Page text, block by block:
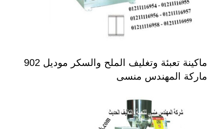
ماكينة تعبئة وتغليف الملح والسكر موديل 902
ماركة المهندس منسى